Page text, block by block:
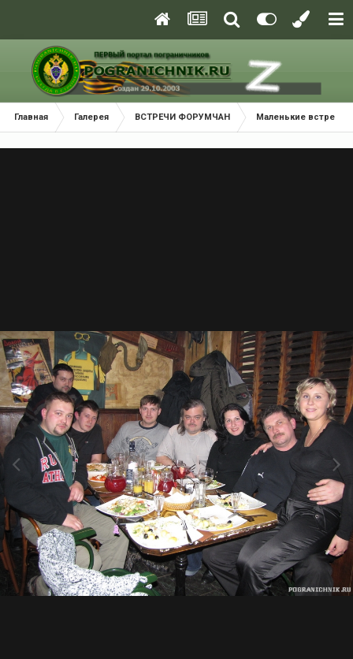
Главная Галерея ВСТРЕЧИ ФОРУМЧАН Маленькие встречи